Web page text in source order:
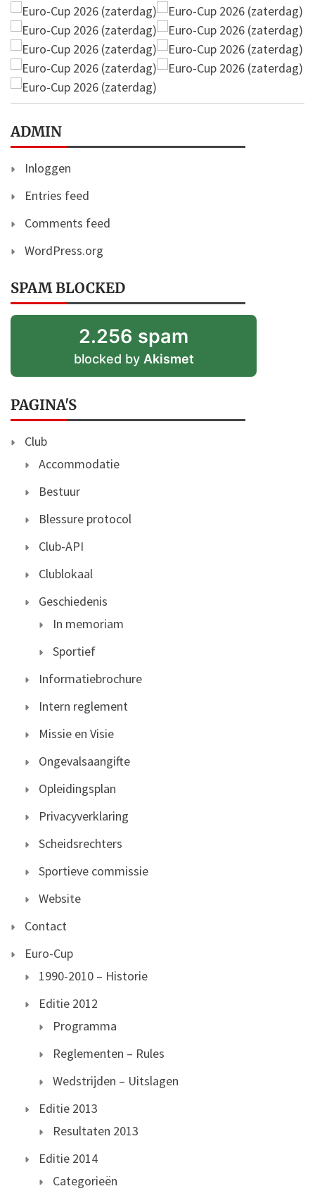
ADMIN
Inloggen
Entries feed
Comments feed
WordPress.org
SPAM BLOCKED
2.256 spam
blocked by Akismet
PAGINA'S
Club
Accommodatie
Bestuur
Blessure protocol
Club-API
Clublokaal
Geschiedenis
In memoriam
Sportief
Informatiebrochure
Intern reglement
Missie en Visie
Ongevalsaangifte
Opleidingsplan
Privacyverklaring
Scheidsrechters
Sportieve commissie
Website
Contact
Euro-Cup
1990-2010 – Historie
Editie 2012
Programma
Reglementen – Rules
Wedstrijden – Uitslagen
Editie 2013
Resultaten 2013
Editie 2014
Categorieën